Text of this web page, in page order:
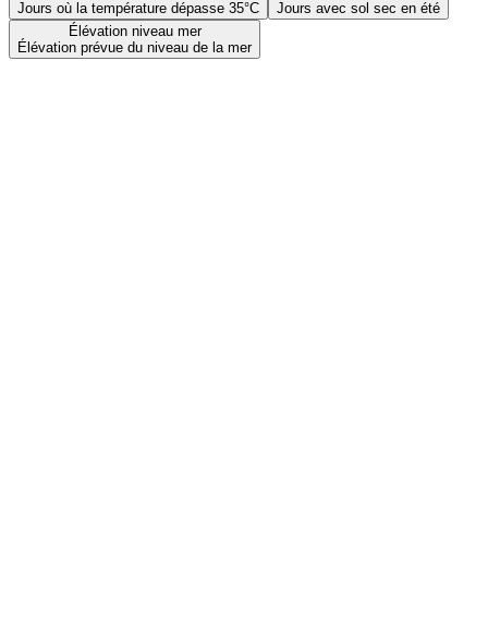
Jours où la température dépasse 35°C
Jours avec sol sec en été
Élévation niveau mer
Élévation prévue du niveau de la mer